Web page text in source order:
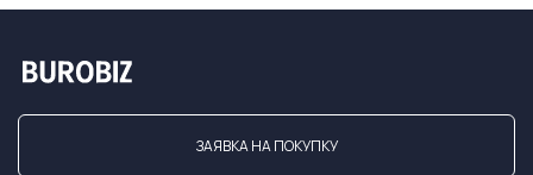
ЗАЯВКА НА ПОКУПКУ